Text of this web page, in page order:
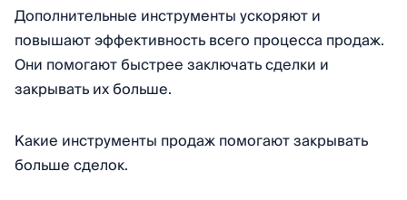
Дополнительные инструменты ускоряют и
повышают эффективность всего процесса продаж.
Они помогают быстрее заключать сделки и
закрывать их больше.
Какие инструменты продаж помогают закрывать
больше сделок.